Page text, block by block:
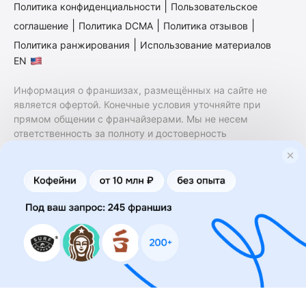
Политика конфиденциальности
Пользовательское
соглашение
Политика DCMA Политика отзывов
Политика ранжирования
Использование материалов
EN
Информация о франшизах, размещённых на сайте не
является офертой. Конечные условия уточняйте при
прямом общении с франчайзерами. Мы не несем
ответственность за полноту и достоверность
финансовые услуги. Заключение договоров
коммерческой концессии (франчайзинга) осуществляется
правообладателями/их представителями. Бизнесменс.ру
не является посредником или представителем
правообладателя и не несет ответственность за условия
предоставления франшизы и действия лиц,
осуществленные на основании информации, имеющейся
на сайте или полученной через него. За достоверность
предоставленной информации несет ответственность